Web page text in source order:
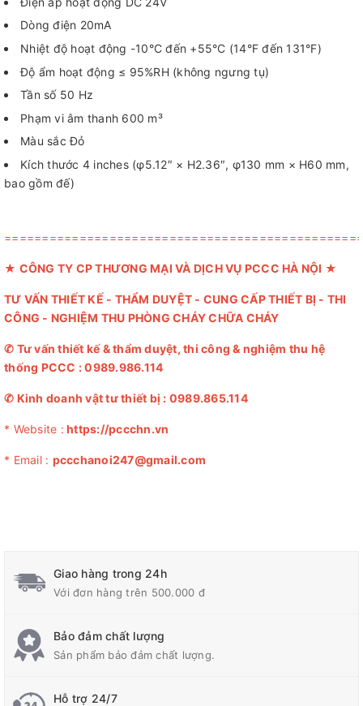
Dòng điện 20mA
Nhiệt độ hoạt động -10°C đến +55°C (14°F đến 131°F)
Độ ẩm hoạt động ≤ 95%RH (không ngưng tụ)
Tần số 50 Hz
Phạm vi âm thanh 600 m³
Màu sắc Đỏ
Kích thước 4 inches (φ5.12″ × H2.36″, φ130 mm × H60 mm,
bao gồm đế)
★ CÔNG TY CP THƯƠNG MẠI VÀ DỊCH VỤ PCCC HÀ NỘI ★
TƯ VẤN THIẾT KẾ - THẨM DUYỆT - CUNG CẤP THIẾT BỊ - THI
CÔNG - NGHIỆM THU PHÒNG CHÁY CHỮA CHÁY
✆ Tư vấn thiết kế & thẩm duyệt, thi công & nghiệm thu hệ
thống PCCC :0989.986.114
✆ Kinh doanh vật tư thiết bị : 0989.865.114
* Website : https://pccchn.vn
* Email : pccchanoi247@gmail.com
Giao hàng trong 24h
Với đơn hàng trên 500.000 đ
Bảo đảm chất lượng
Sản phẩm bảo đảm chất lượng.
Hỗ trợ 24/7